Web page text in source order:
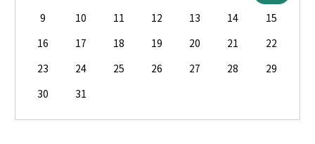
9
10 11 12 13 14
15
16
17 18 19 20 21
22
23
24 25 26 27 28
29
30
31